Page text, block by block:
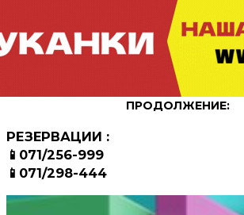
ПРОДОЛЖЕНИЕ:
РЕЗЕРВАЦИИ :
📱071/256-999
📱071/298-444